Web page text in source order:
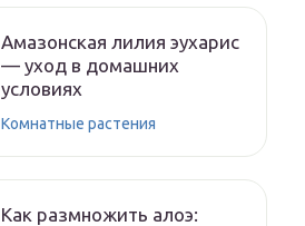
Амазонская лилия эухарис
— уход в домашних
условиях
Комнатные растения
Как размножить алоэ: